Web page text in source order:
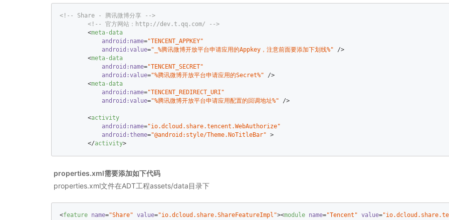
<!-- Share - 腾讯微博分享 -->
<!-- 官方网站：http://dev.t.qq.com/ -->
<meta-data
android:name="TENCENT_APPKEY"
android:value="_%腾讯微博开放平台申请应用的Appkey，注意前面要添加下划线%" />
<meta-data
android:name="TENCENT_SECRET"
android:value="%腾讯微博开放平台申请应用的Secret%" />
<meta-data
android:name="TENCENT_REDIRECT_URI"
android:value="%腾讯微博开放平台申请应用配置的回调地址%" />
<activity
android:name="io.dcloud.share.tencent.WebAuthorize"
android:theme="@android:style/Theme.NoTitleBar" >
</activity>
properties.xml需要添加如下代码
properties.xml文件在ADT工程assets/data目录下
<feature name="Share" value="io.dcloud.share.ShareFeatureImpl"><module name="Tencent" value=